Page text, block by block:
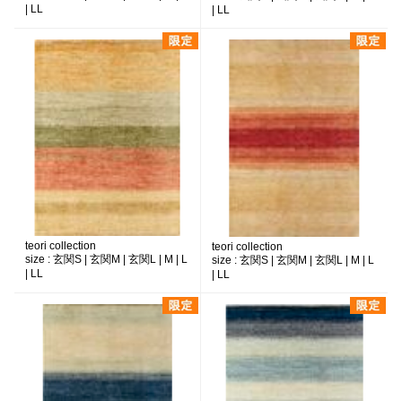
| LL
| LL
teori collection
size : 玄関S | 玄関M | 玄関L | M | L
| LL
teori collection
size : 玄関S | 玄関M | 玄関L | M | L
| LL